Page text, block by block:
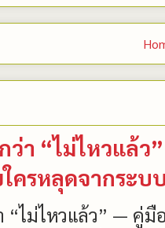
ว่า “ไม่ไหวแล้
ใครหลุดจากระบ
“ไม่ไหวแล้ว” — คู่